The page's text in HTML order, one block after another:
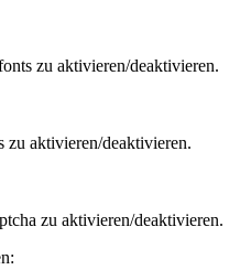
zu aktivieren/deaktivieren.
aktivieren/deaktivieren.
zu aktivieren/deaktivieren.